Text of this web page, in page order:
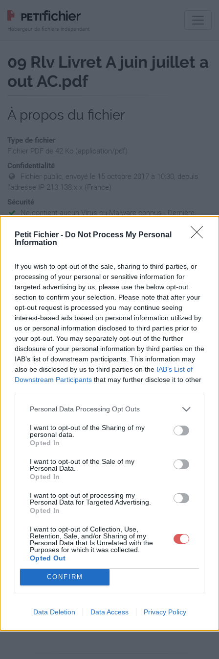
Petit Fichier - Do Not Process My Personal
Information
If you wish to opt-out of the sale, sharing to third parties, or
processing of your personal or sensitive information for
targeted advertising by us, please use the below opt-out
section to confirm your selection. Please note that after your
opt-out request is processed you may continue seeing
interest-based ads based on personal information utilized by
us or personal information disclosed to third parties prior to
your opt-out. You may separately opt-out of the further
disclosure of your personal information by third parties on the
IAB’s list of downstream participants. This information may
also be disclosed by us to third parties on the IAB’s List of
Downstream Participants that may further disclose it to other
Personal Data Processing Opt Outs
I want to opt-out of the Sharing of my
personal data.
Opted In
I want to opt-out of the Sale of my
Personal Data.
Opted In
I want to opt-out of processing my
Personal Data for Targeted Advertising.
Opted In
I want to opt-out of Collection, Use,
Retention, Sale, and/or Sharing of my
Personal Data that Is Unrelated with the
Purposes for which it was collected.
Opted Out
CONFIRM
Data Deletion Data Access Privacy Policy
Hébergeur de fichiers indépendant
09 Rlv Livret A juin juillet a
out AC.pdf
À propos du fichier
Type de fichier
Fichier PDF de 42 Ko (application/pdf)
Confidentialité
Fichier public, envoyé le 15 octobre 2017 à 10:30, depuis
l'adresse IP 213.138.x.x (France)
Sécurité
Ne contient aucun Virus ou Malware connus - Dernière
Statistiques
Page de téléchargement
https://www.petit-fichier.fr/2017/10/15/09-rlv-livret-a-juin-juillet-
aout-ac/
Copier
Partager le fichier 09 Rlv Livret A
juin_juillet_aout AC.pdf sur le
Web et les réseaux sociaux:
Télécharger le fichier 09 Rlv Livr
et A juin_juillet_aout AC.pdf
Télécharger 09 Rlv Livret A juin_jui
llet_aout AC.pdf
Télécharger le fichier (42 Ko)